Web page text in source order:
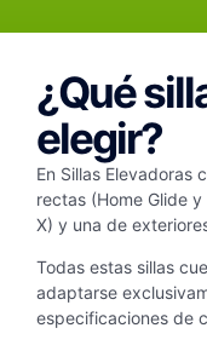
¿Qué
elegir?
En Sillas Elevadoras
rectas (Home Glide
X) y una de
Todas estas sillas
adaptarse
especificaciones de